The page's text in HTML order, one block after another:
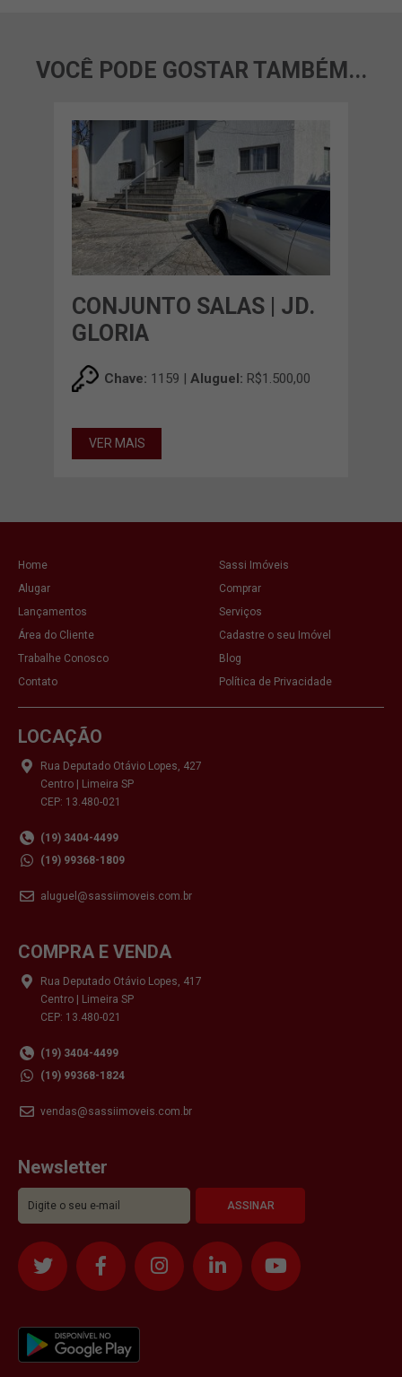
VOCÊ PODE GOSTAR TAMBÉM...
CONJUNTO SALAS | JD.
GLORIA
Chave: 1159 | Aluguel: R$1.500,00
VER MAIS
Home
Sassi Imóveis
Alugar
Comprar
Lançamentos
Serviços
Área do Cliente
Cadastre o seu Imóvel
Trabalhe Conosco
Blog
Contato
Política de Privacidade
LOCAÇÃO
Rua Deputado Otávio Lopes, 427
Centro | Limeira SP
CEP: 13.480-021
(19) 3404-4499
(19) 99368-1809
aluguel@sassiimoveis.com.br
COMPRA E VENDA
Rua Deputado Otávio Lopes, 417
Centro | Limeira SP
CEP: 13.480-021
(19) 3404-4499
(19) 99368-1824
vendas@sassiimoveis.com.br
Newsletter